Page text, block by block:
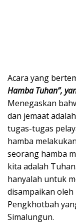
Acara yang
Hamba Tuhan”,
Menegaskan
dan jemaat
tugas-tugas
hamba
seorang hamba
kita adalah
hanyalah untuk
disampaikan oleh
Pengkhotbah
Simalungun.